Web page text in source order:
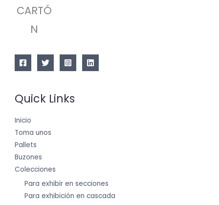
CARTÓ
N
Quick Links
Inicio
Toma unos
Pallets
Buzones
Colecciones
Para exhibir en secciones
Para exhibición en cascada